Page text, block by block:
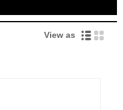
View as